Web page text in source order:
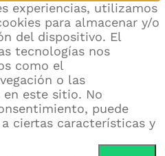
experiencias, utilizamos
para almacenar y/o
del dispositivo. El
tecnologías nos
como el
o las
este sitio. No
puede
ciertas características y